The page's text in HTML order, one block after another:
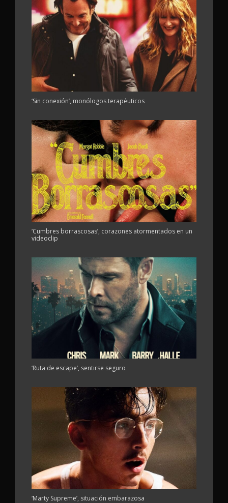
‘Sin conexión’, monólogos terapéuticos
‘Cumbres borrascosas’, corazones atormentados en un
videoclip
‘Ruta de escape’, sentirse seguro
‘Marty Supreme’, situación embarazosa